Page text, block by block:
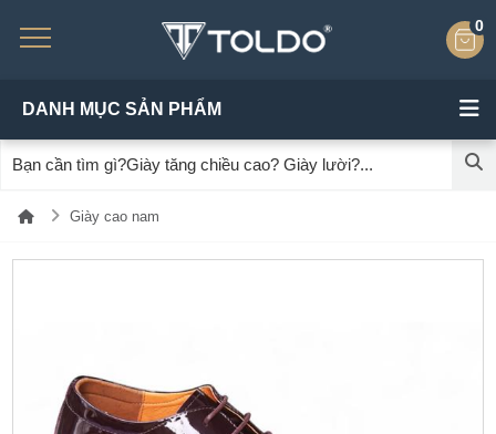
0
DANH MỤC SẢN PHẨM
Giày cao nam